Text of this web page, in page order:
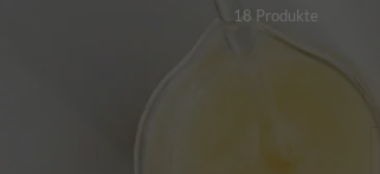
18 Produkte